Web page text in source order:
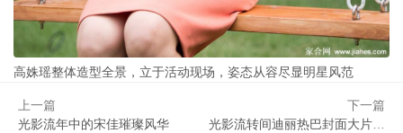
高姝瑶整体造型全景，立于活动现场，姿态从容尽显明星风范
上一篇
光影流年中的宋佳璀璨风华
下一篇
光影流转间迪丽热巴封面大片演绎多重魅力